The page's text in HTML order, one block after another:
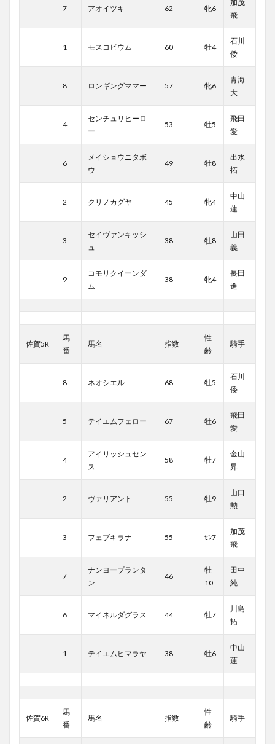
7 アオイツキ 62 牝6
加茂
飛
1 モスコビウム 60 牡4
石川
倭
8 ロンギングママー 57 牝6
青海
大
4
センチュリヒーロ
ー
53 牡5
飛田
愛
6
メイショウニタボ
ウ
49 牡8
出水
拓
2 クリノカグヤ 45 牝4
中山
蓮
3
セイヴァンキッシ
ュ
38 牡8
山田
義
9
コモリクイーンダ
ム
38 牝4
長田
進
佐賀5R
馬
番
馬名 指数
性
齢
騎手
8 ネオシエル 68 牡5
石川
倭
5 テイエムフェロー 67 牡6
飛田
愛
4
アイリッシュセン
ス
58 牡7
金山
昇
2 ヴァリアント 55 牡9
山口
勲
3 フェブキラナ 55 ｾﾝ7
加茂
飛
7
ナンヨープランタ
ン
46
牡
10
田中
純
6 マイネルダグラス 44 牡7
川島
拓
1 テイエムヒマラヤ 38 牡6
中山
蓮
佐賀6R
馬
番
馬名 指数
性
齢
騎手